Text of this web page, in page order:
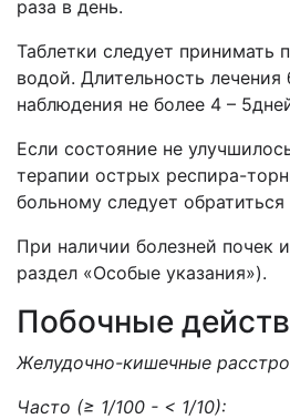
раза в день.
Таблетки следует принимать
водой. Длительность лечения
наблюдения не более 4 –
Если состояние не
терапии острых респира-
больному следует обратиться
При наличии болезней почек
раздел «Особые указания»).
Побочные
Желудочно-кишечные
Часто (≥ 1/100 - < 1/10):